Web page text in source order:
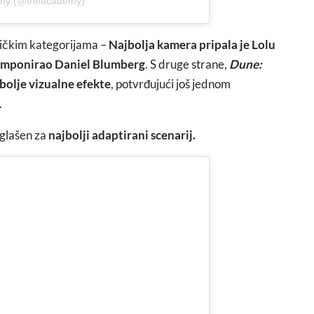
kategorijama –Najbolja kamera pripala je Lolu
Daniel Blumberg. S druge strane, Dune:
vizualne efekte, potvrđujući još jednom
za najbolji adaptirani scenarij.